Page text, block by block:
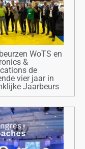
WoTS en
&
de
vier jaar in
Jaarbeurs